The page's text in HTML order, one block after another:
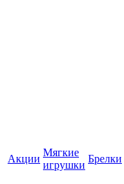
Акции
Мягкие
игрушки
Брелки